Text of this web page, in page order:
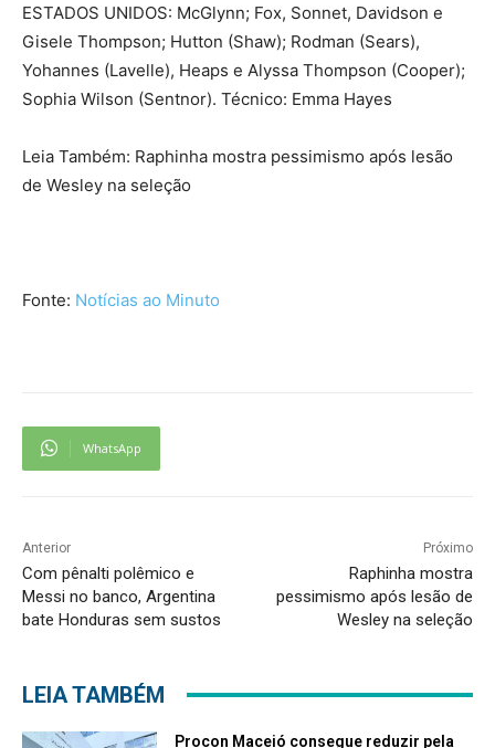
ESTADOS UNIDOS: McGlynn; Fox, Sonnet, Davidson e
Gisele Thompson; Hutton (Shaw); Rodman (Sears),
Yohannes (Lavelle), Heaps e Alyssa Thompson (Cooper);
Sophia Wilson (Sentnor). Técnico: Emma Hayes
Leia Também: Raphinha mostra pessimismo após lesão
de Wesley na seleção
Fonte: Notícias ao Minuto
WhatsApp
Anterior
Com pênalti polêmico e
Messi no banco, Argentina
bate Honduras sem sustos
Próximo
Raphinha mostra
pessimismo após lesão de
Wesley na seleção
LEIA TAMBÉM
Procon Maceió consegue reduzir pela